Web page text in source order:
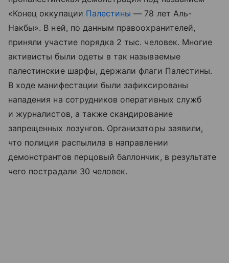
«Конец оккупации Палестины — 78 лет Аль-
Накбы». В ней, по данным правоохранителей,
приняли участие порядка 2 тыс. человек. Многие
активисты были одеты в так называемые
палестинские шарфы, держали флаги Палестины.
В ходе манифестации были зафиксированы
нападения на сотрудников оперативных служб
и журналистов, а также скандирование
запрещенных лозунгов. Организаторы заявили,
что полиция распылила в направлении
демонстрантов перцовый баллончик, в результате
чего пострадали 30 человек.